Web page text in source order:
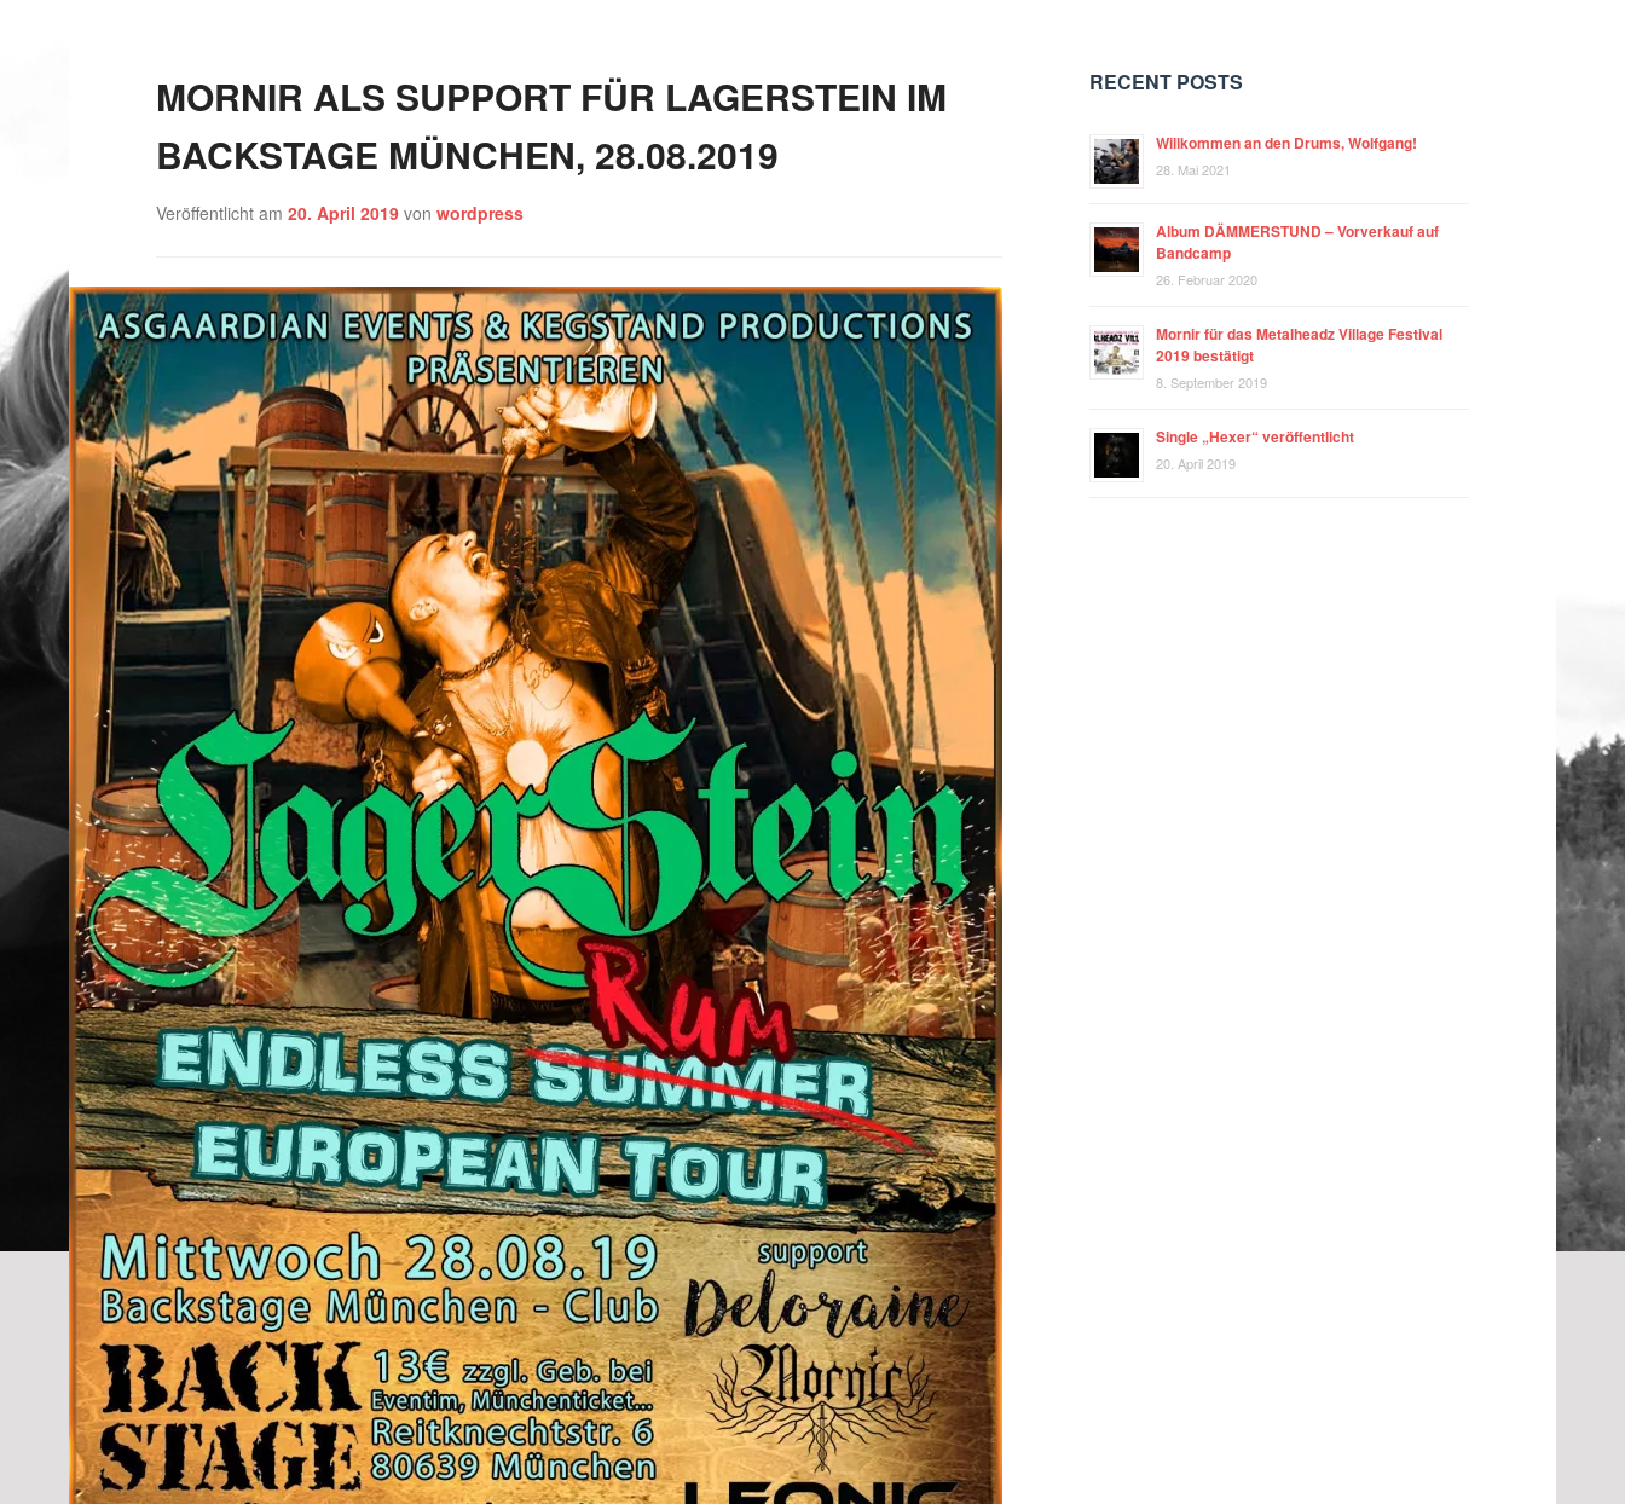
MORNIR ALS SUPPORT FÜR LAGERSTEIN IM
BACKSTAGE MÜNCHEN, 28.08.2019
Veröffentlicht am 20. April 2019 von wordpress
RECENT POSTS
Willkommen an den Drums, Wolfgang!
28. Mai 2021
Album DÄMMERSTUND – Vorverkauf auf
Bandcamp
26. Februar 2020
Mornir für das Metalheadz Village Festival
2019 bestätigt
8. September 2019
Single „Hexer“ veröffentlicht
20. April 2019